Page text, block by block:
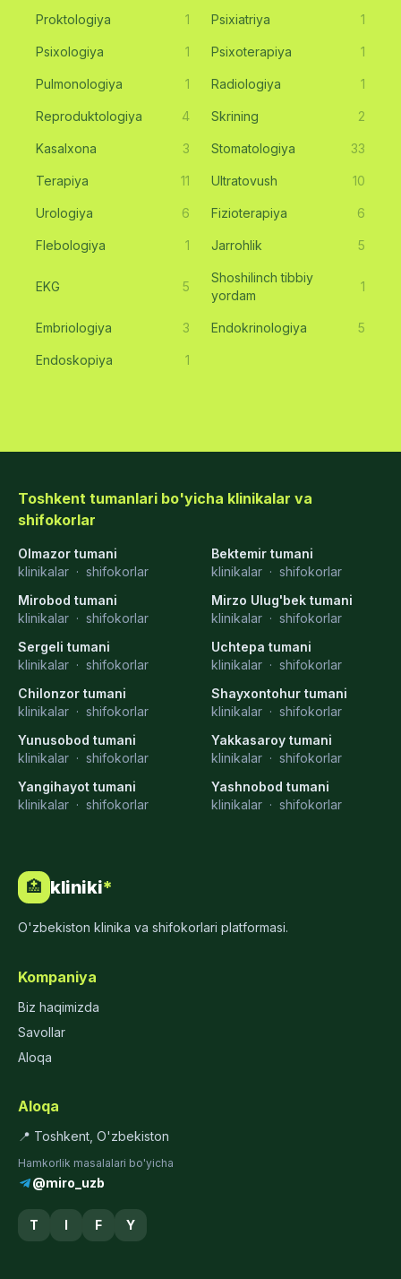
Proktologiya 1 Psixiatriya 1
Psixologiya 1 Psixoterapiya 1
Pulmonologiya 1 Radiologiya 1
Reproduktologiya 4 Skrining 2
Kasalxona 3 Stomatologiya 33
Terapiya 11 Ultratovush 10
Urologiya 6 Fizioterapiya 6
Flebologiya 1 Jarrohlik 5
EKG 5
Shoshilinch tibbiy
yordam
1
Embriologiya 3 Endokrinologiya 5
Endoskopiya 1
Toshkent tumanlari bo'yicha klinikalar va
shifokorlar
Olmazor tumani
klinikalar · shifokorlar
Bektemir tumani
klinikalar · shifokorlar
Mirobod tumani
klinikalar · shifokorlar
Mirzo Ulug'bek tumani
klinikalar · shifokorlar
Sergeli tumani
klinikalar · shifokorlar
Uchtepa tumani
klinikalar · shifokorlar
Chilonzor tumani
klinikalar · shifokorlar
Shayxontohur tumani
klinikalar · shifokorlar
Yunusobod tumani
klinikalar · shifokorlar
Yakkasaroy tumani
klinikalar · shifokorlar
Yangihayot tumani
klinikalar · shifokorlar
Yashnobod tumani
klinikalar · shifokorlar
🏥 kliniki*
O'zbekiston klinika va shifokorlari platformasi.
Kompaniya
Biz haqimizda
Savollar
Aloqa
Aloqa
📍 Toshkent, O'zbekiston
Hamkorlik masalalari bo'yicha
@miro_uzb
T I F Y